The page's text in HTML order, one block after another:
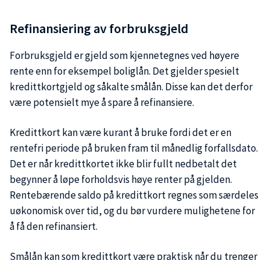
Refinansiering av forbruksgjeld
Forbruksgjeld er gjeld som kjennetegnes ved høyere
rente enn for eksempel boliglån. Det gjelder spesielt
kredittkortgjeld og såkalte smålån. Disse kan det derfor
være potensielt mye å spare å refinansiere.
Kredittkort kan være kurant å bruke fordi det er en
rentefri periode på bruken fram til månedlig forfallsdato.
Det er når kredittkortet ikke blir fullt nedbetalt det
begynner å løpe forholdsvis høye renter på gjelden.
Rentebærende saldo på kredittkort regnes som særdeles
uøkonomisk over tid, og du bør vurdere mulighetene for
å få den refinansiert.
Smålån kan som kredittkort være praktisk når du trenger